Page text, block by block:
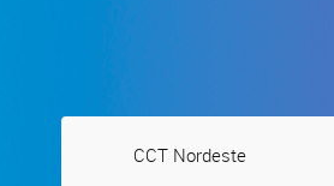
CCT Nordeste